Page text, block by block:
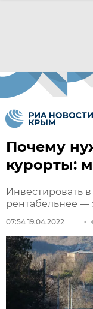
Почему
курорты:
Инвестировать
рентабельнее —
07:54 19.04.2022